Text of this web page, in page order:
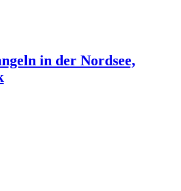
in der Nordsee,